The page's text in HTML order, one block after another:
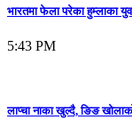
भारतमा फेला परेका हुम्लाका
5:43 PM
लाप्चा नाका खुल्दै, ङिङ